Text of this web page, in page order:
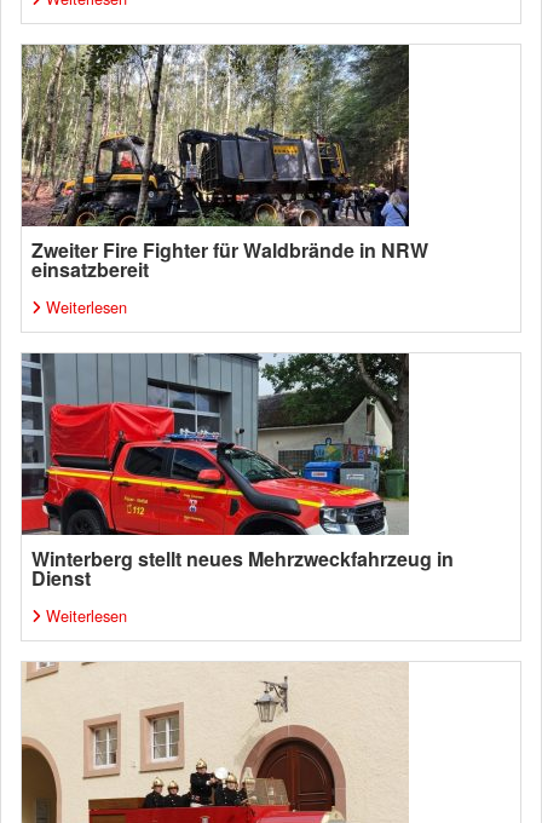
Zweiter Fire Fighter für Waldbrände in NRW
einsatzbereit
Weiterlesen
Winterberg stellt neues Mehrzweckfahrzeug in
Dienst
Weiterlesen